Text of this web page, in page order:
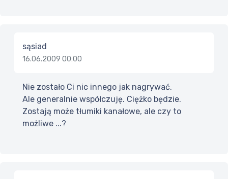
sąsiad
16.06.2009 00:00
Nie zostało Ci nic innego jak nagrywać.
Ale generalnie współczuję. Ciężko będzie.
Zostają może tłumiki kanałowe, ale czy to
możliwe ...?